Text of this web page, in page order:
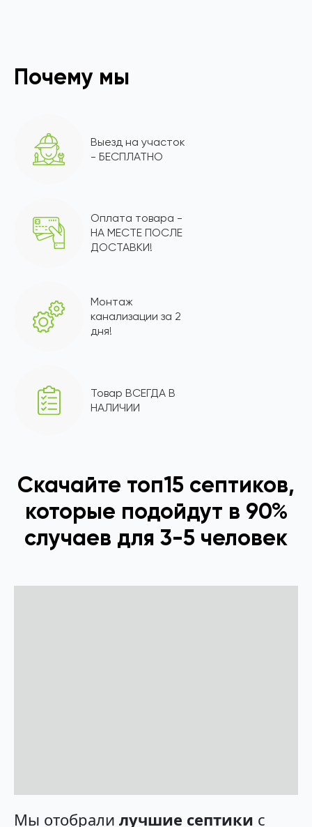
Почему мы
Выезд на участок
- БЕСПЛАТНО
Оплата товара -
НА МЕСТЕ ПОСЛЕ
ДОСТАВКИ!
Монтаж
канализации за 2
дня!
Товар ВСЕГДА В
НАЛИЧИИ
Скачайте топ15 септиков,
которые подойдут в 90%
случаев для 3-5 человек
Мы отобрали лучшие септики с